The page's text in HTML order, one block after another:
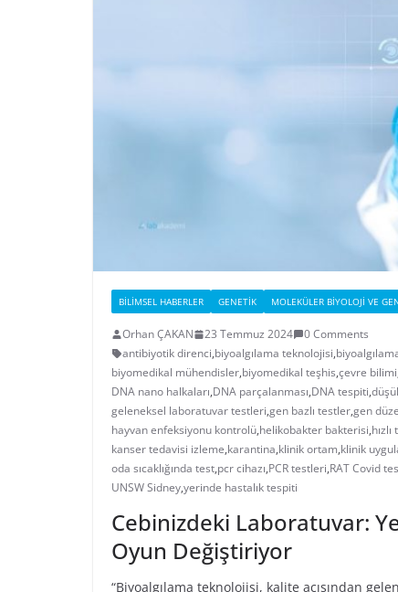
BILIMSEL HABERLER GENETIK MOLEKÜLER BIYOLOJI VE
Orhan ÇAKAN 23 Temmuz 2024
0 Comments
antibiyotik direnci,biyoalgılama teknolojisi,
biyomedikal mühendisler,biyomedikal teşhis,çevre bilimi
DNA nano halkaları,DNA parçalanması,DNA tespiti,
geleneksel laboratuvar testleri,gen bazlı testler,gen
hayvan enfeksiyonu kontrolü,helikobakter bakterisi,
kanser tedavisi izleme,karantina,klinik ortam,klinik
oda sıcaklığında test,pcr cihazı,PCR testleri,RAT Covid
UNSW Sidney,yerinde hastalık tespiti
Cebinizdeki Laboratuvar:
Oyun Değiştiriyor
“Biyoalgılama teknolojisi, kalite açısından